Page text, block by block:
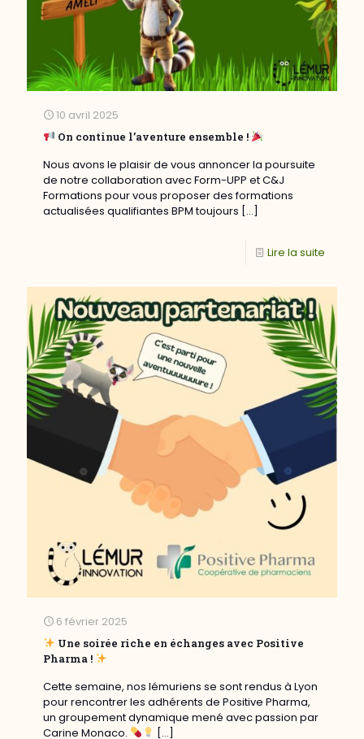
10 avril 2025
On continue l’aventure ensemble !
Nous avons le plaisir de vous annoncer la poursuite
de notre collaboration avec Form-UPP et C&J
Formations pour vous proposer des formations
actualisées qualifiantes BPM toujours […]
Lire la suite
6 février 2025
Une soirée riche en échanges avec Positive
Pharma !
Cette semaine, nos lémuriens se sont rendus à Lyon
pour rencontrer les adhérents de Positive Pharma,
un groupement dynamique mené avec passion par
Carine Monaco.
[…]